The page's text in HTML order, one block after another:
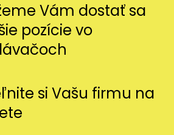
Vám dostať sa
pozície vo
si Vašu firmu na